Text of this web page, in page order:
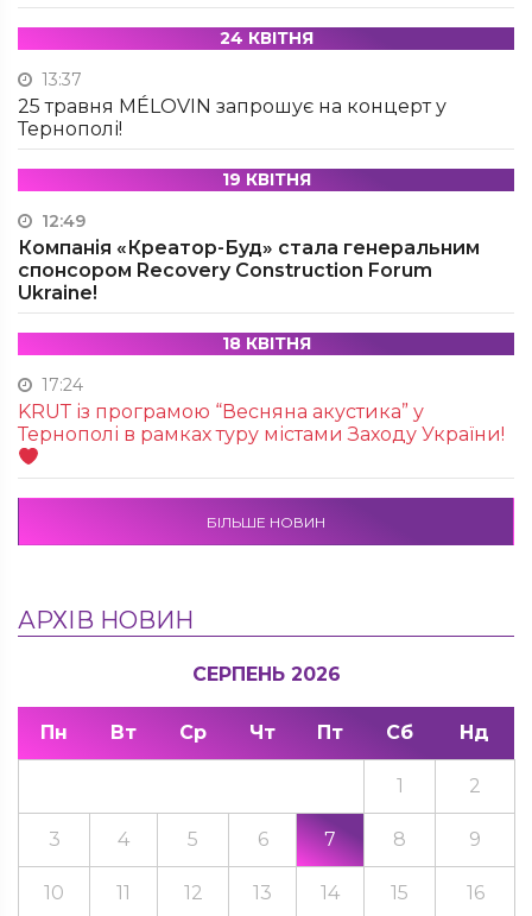
24 КВІТНЯ
13:37
25 травня MÉLOVIN запрошує на концерт у
Тернополі!
19 КВІТНЯ
12:49
Компанія «Креатор-Буд» стала генеральним
спонсором Recovery Construction Forum
Ukraine!
18 КВІТНЯ
17:24
KRUТ із програмою “Весняна акустика” у
Тернополі в рамках туру містами Заходу України!
БІЛЬШЕ НОВИН
АРХІВ НОВИН
СЕРПЕНЬ 2026
Пн Вт Ср Чт Пт Сб Нд
1 2
3 4 5 6 7 8 9
10 11 12 13 14 15 16